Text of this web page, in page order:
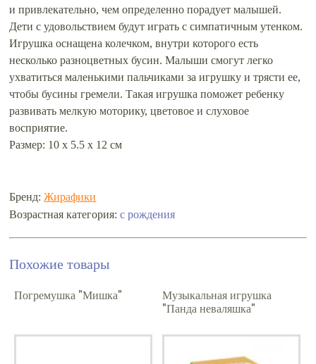
и привлекательно, чем определенно порадует малышей.
Дети с удовольствием будут играть с симпатичным утенком.
Игрушка оснащена колечком, внутри которого есть
несколько разноцветных бусин. Малыши смогут легко
ухватиться маленькими пальчиками за игрушку и трясти ее,
чтобы бусины гремели. Такая игрушка поможет ребенку
развивать мелкую моторику, цветовое и слуховое
восприятие.
Размер: 10 x 5.5 x 12 см
Бренд:Жирафики
Возрастная категория:с рождения
Похожие товары
Погремушка "Мишка"
Музыкальная игрушка
"Панда неваляшка"